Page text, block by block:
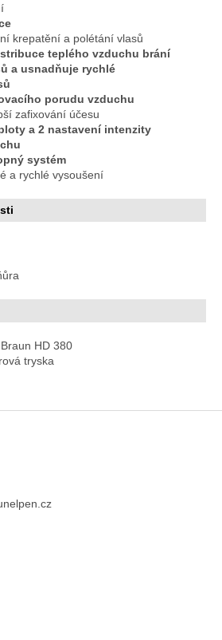
krepatění a polétání vlasů
teplého vzduchu brání
a usnadňuje rychlé
porudu vzduchu
zafixování účesu
a 2 nastavení intenzity
systém
a rychlé vysoušení
HD 380
tryska